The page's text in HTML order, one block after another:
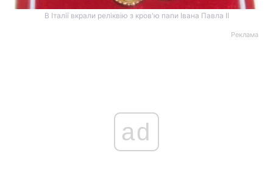
В Італії вкрали реліквію з кров'ю папи Івана Павла ІІ
Реклама
ad